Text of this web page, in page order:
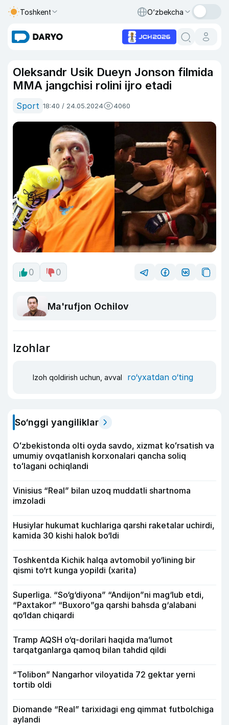
Toshkent O‘zbekcha
Oleksandr Usik Dueyn Jonson filmida
MMA jangchisi rolini ijro etadi
Sport 18:40 / 24.05.2024 4060
0 0
Ma'rufjon Ochilov
Izohlar
Izoh qoldirish uchun, avval ro‘yxatdan o‘ting
So‘nggi yangiliklar
Oʻzbekistonda olti oyda savdo, xizmat koʻrsatish va
umumiy ovqatlanish korxonalari qancha soliq
toʻlagani ochiqlandi
Vinisius “Real” bilan uzoq muddatli shartnoma
imzoladi
Husiylar hukumat kuchlariga qarshi raketalar uchirdi,
kamida 30 kishi halok bo‘ldi
Toshkentda Kichik halqa avtomobil yo‘lining bir
qismi to‘rt kunga yopildi (xarita)
Superliga. “So‘g‘diyona” “Andijon”ni mag‘lub etdi,
“Paxtakor” “Buxoro”ga qarshi bahsda g‘alabani
qo‘ldan chiqardi
Tramp AQSH o‘q-dorilari haqida ma’lumot
tarqatganlarga qamoq bilan tahdid qildi
“Tolibon” Nangarhor viloyatida 72 gektar yerni
tortib oldi
Diomande “Real” tarixidagi eng qimmat futbolchiga
aylandi